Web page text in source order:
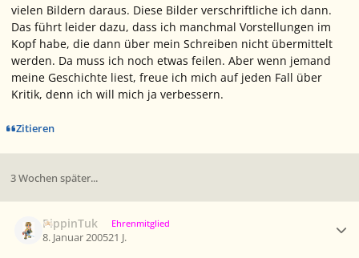
vielen Bildern daraus. Diese Bilder verschriftliche ich dann.
Das führt leider dazu, dass ich manchmal Vorstellungen im
Kopf habe, die dann über mein Schreiben nicht übermittelt
werden. Da muss ich noch etwas feilen. Aber wenn jemand
meine Geschichte liest, freue ich mich auf jeden Fall über
Kritik, denn ich will mich ja verbessern.
Zitieren
3 Wochen später...
PippinTuk Ehrenmitglied
8. Januar 200521 J.